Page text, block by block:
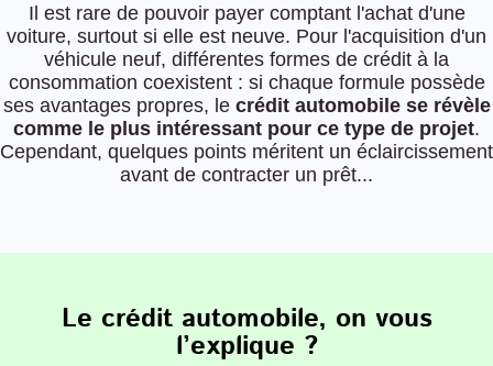
Il est rare de pouvoir payer comptant l'achat d'une
voiture, surtout si elle est neuve. Pour l'acquisition d'un
véhicule neuf, différentes formes de crédit à la
consommation coexistent : si chaque formule possède
ses avantages propres, le crédit automobile se révèle
comme le plus intéressant pour ce type de projet.
Cependant, quelques points méritent un éclaircissement
avant de contracter un prêt...
Le crédit automobile, on vous
l’explique ?